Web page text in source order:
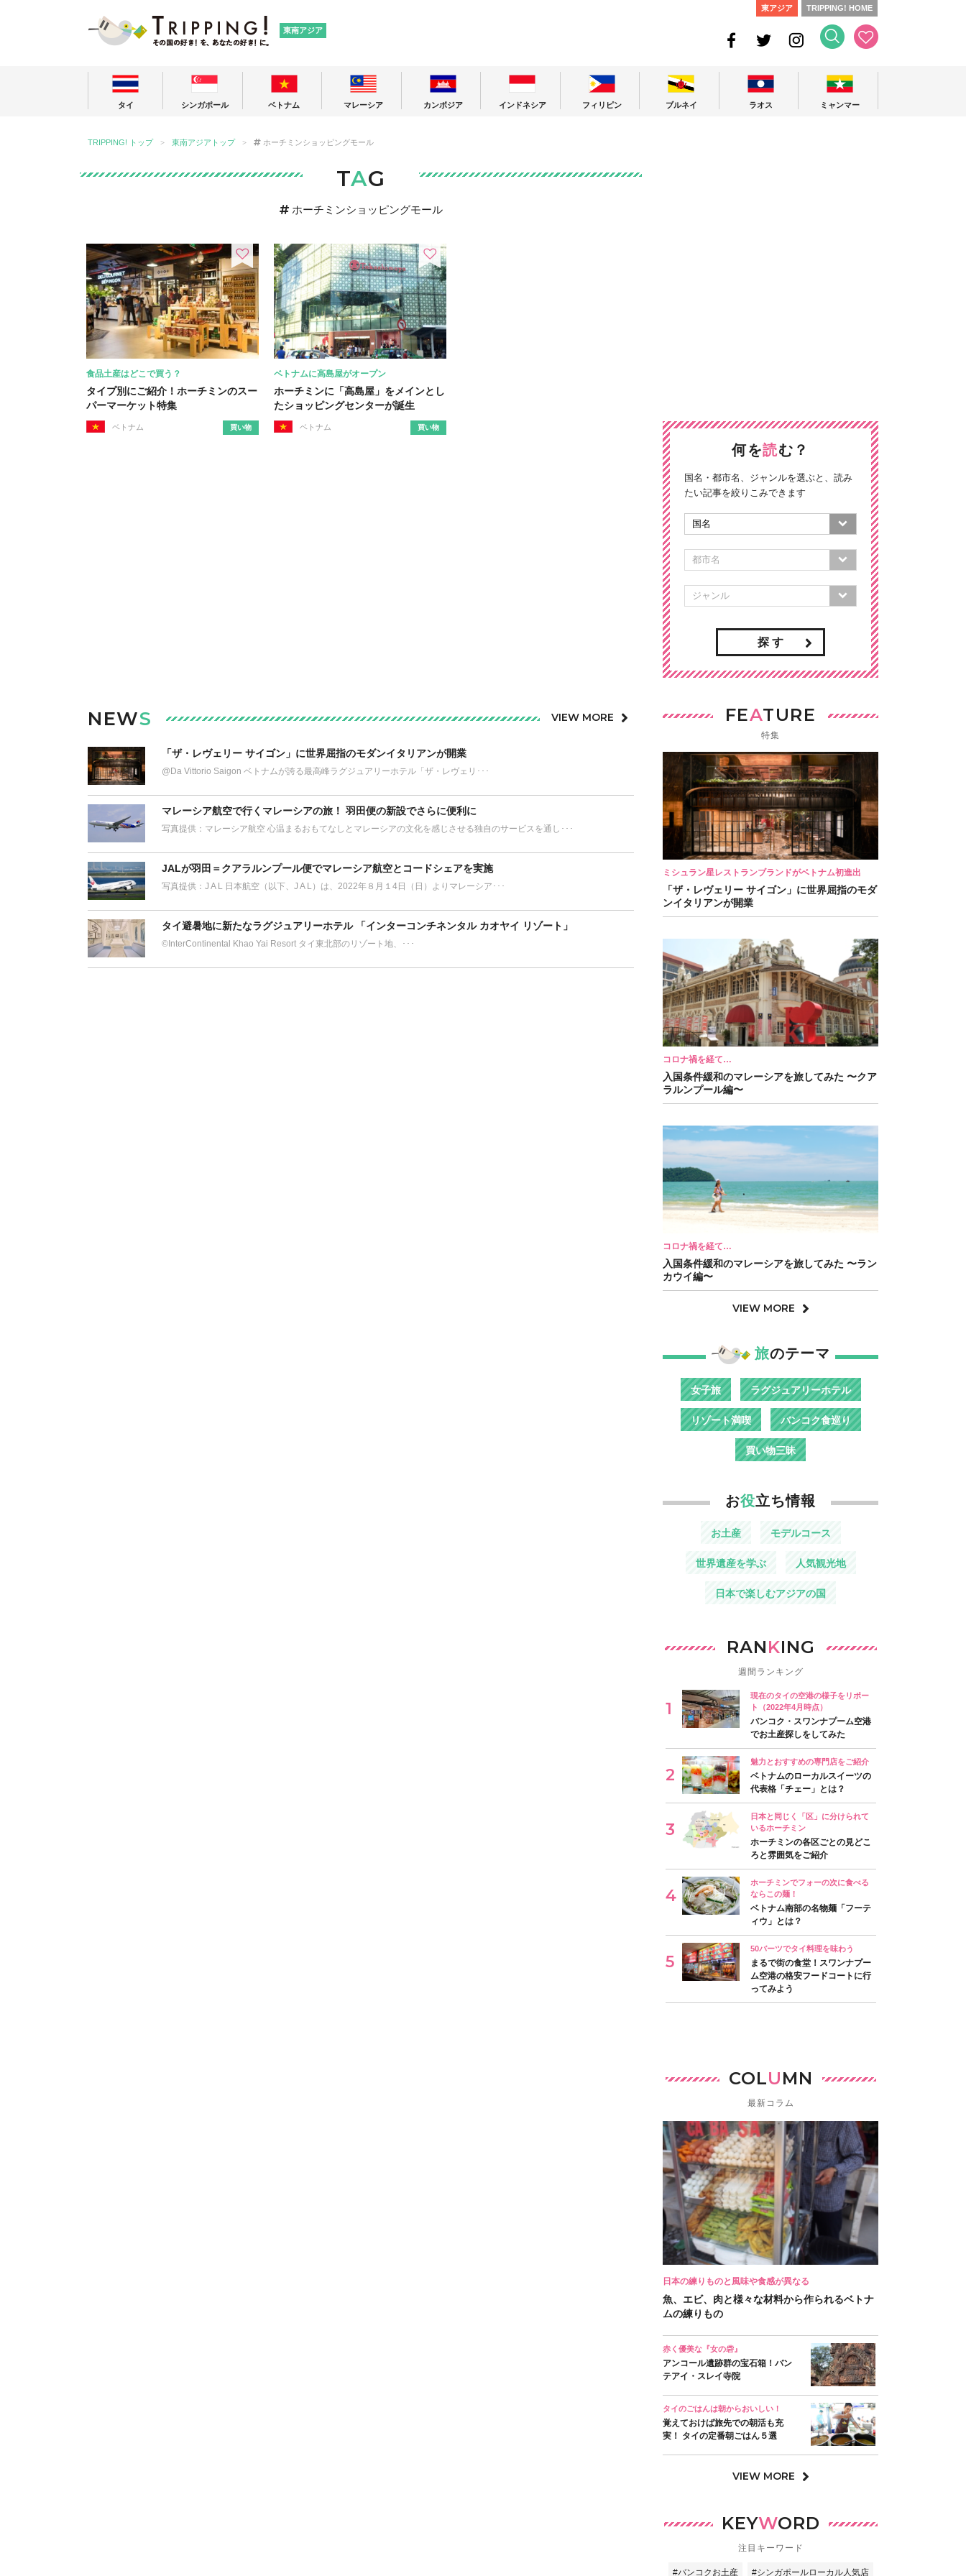
東南アジア
東アジア TRIPPING! HOME
タイ シンガポール ベトナム マレーシア カンボジア インドネシア フィリピン ブルネイ ラオス ミャンマー
TRIPPING! トップ 東南アジアトップ ホーチミンショッピングモール
TAG
ホーチミンショッピングモール
食品土産はどこで買う？
タイプ別にご紹介！ホーチミンのスー
パーマーケット特集
ベトナム 買い物
ベトナムに高島屋がオープン
ホーチミンに「高島屋」をメインとし
たショッピングセンターが誕生
ベトナム 買い物
NEWS VIEW MORE
「ザ・レヴェリー サイゴン」に世界屈指のモダンイタリアンが開業
@Da Vittorio Saigon ベトナムが誇る最高峰ラグジュアリーホテル「ザ・レヴェリ･･･
マレーシア航空で行くマレーシアの旅！ 羽田便の新設でさらに便利に
写真提供：マレーシア航空 心温まるおもてなしとマレーシアの文化を感じさせる独自のサービスを通し･･･
JALが羽田＝クアラルンプール便でマレーシア航空とコードシェアを実施
写真提供：J A L 日本航空（以下、J A L）は、2022年８月１4日（日）よりマレーシア･･･
タイ避暑地に新たなラグジュアリーホテル 「インターコンチネンタル カオヤイ リゾート」
©︎InterContinental Khao Yai Resort タイ東北部のリゾート地、･･･
何を読む？
国名・都市名、ジャンルを選ぶと、読み
たい記事を絞りこみできます
探 す
FEATURE
特集
ミシュラン星レストランブランドがベトナム初進出
「ザ・レヴェリー サイゴン」に世界屈指のモダ
ンイタリアンが開業
コロナ禍を経て…
入国条件緩和のマレーシアを旅してみた 〜クア
ラルンプール編〜
コロナ禍を経て…
入国条件緩和のマレーシアを旅してみた 〜ラン
カウイ編〜
VIEW MORE
旅のテーマ
女子旅 ラグジュアリーホテル
リゾート満喫 バンコク食巡り
買い物三昧
お役立ち情報
お土産 モデルコース
世界遺産を学ぶ 人気観光地
日本で楽しむアジアの国
RANKING
週間ランキング
現在のタイの空港の様子をリポー
ト（2022年4月時点）
バンコク・スワンナプーム空港
でお土産探しをしてみた
魅力とおすすめの専門店をご紹介
ベトナムのローカルスイーツの
代表格「チェー」とは？
日本と同じく「区」に分けられて
いるホーチミン
ホーチミンの各区ごとの見どこ
ろと雰囲気をご紹介
ホーチミンでフォーの次に食べる
ならこの麺！
ベトナム南部の名物麺「フーテ
ィウ」とは？
50バーツでタイ料理を味わう
まるで街の食堂！スワンナプー
ム空港の格安フードコートに行
ってみよう
COLUMN
最新コラム
日本の練りものと風味や食感が異なる
魚、エビ、肉と様々な材料から作られるベトナ
ムの練りもの
赤く優美な『女の砦』
アンコール遺跡群の宝石箱！バン
テアイ・スレイ寺院
タイのごはんは朝からおいしい！
覚えておけば旅先での朝活も充
実！ タイの定番朝ごはん５選
VIEW MORE
KEYWORD
注目キーワード
#バンコクお土産 #シンガポールローカル人気店